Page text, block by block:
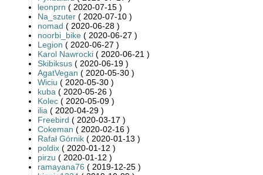
leonprn ( 2020-07-15 )
Na_szuter ( 2020-07-10 )
nomad ( 2020-06-28 )
noorbi_bike ( 2020-06-27 )
Legion ( 2020-06-27 )
Karol Nawrocki ( 2020-06-21 )
Skibiksus ( 2020-06-19 )
AgatVegan ( 2020-05-30 )
Wiciu ( 2020-05-30 )
kuba ( 2020-05-26 )
Kolec ( 2020-05-09 )
ilia ( 2020-04-29 )
Freebird ( 2020-03-17 )
Cokeman ( 2020-02-16 )
Rafał Górnik ( 2020-01-13 )
poldix ( 2020-01-12 )
pirzu ( 2020-01-12 )
ramayana76 ( 2019-12-25 )